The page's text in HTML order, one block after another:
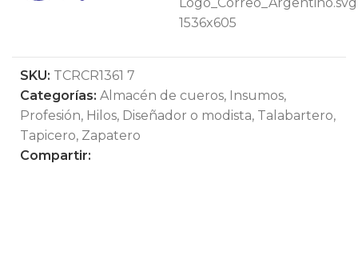
SKU: TCRCR1361 7
Categorías: Almacén de cueros, Insumos,
Profesión, Hilos, Diseñador o modista, Talabartero,
Tapicero, Zapatero
Compartir: